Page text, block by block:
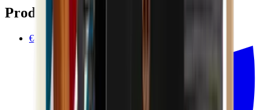
Produits associés
€42.90